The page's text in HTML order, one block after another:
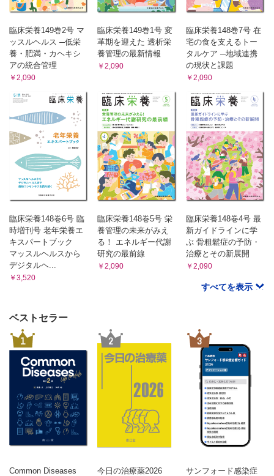
臨床栄養149巻2号 マ
ッスルヘルス ─低栄
養・肥満・カヘキシ
アの統合管理
￥2,090
臨床栄養149巻1号 変
革期を迎えた 透析栄
養管理の最新情報
￥2,090
臨床栄養148巻7号 在
宅の食を支えるトー
タルケア ─地域連携
の現状と課題
￥2,090
臨床栄養148巻6号 臨
時増刊号 老年栄養エ
キスパートブック
マッスルヘルスから
デジタルヘ...
￥3,520
臨床栄養148巻5号 栄
養管理の未来がみえ
る！ エネルギー代謝
研究の最前線
￥2,090
臨床栄養148巻4号 最
新ガイドラインに学
ぶ 骨粗鬆症の予防・
治療とその新展開
￥2,090
すべてを表示
ベストセラー
1
Common Diseases
2
今日の治療薬2026
3
サンフォード感染症